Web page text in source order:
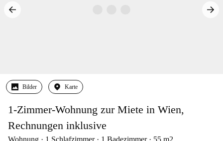
Bilder Karte
1-Zimmer-Wohnung zur Miete in Wien,
Rechnungen inklusive
Wohnung 1 Schlafzimmer 1 Badezimmer 55 m2